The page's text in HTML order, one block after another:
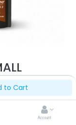
to Cart
Account